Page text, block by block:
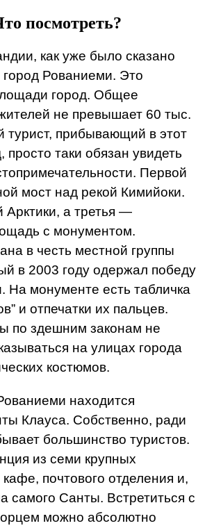
посмотреть?
как уже было сказано
город Рованиеми. Это
город. Общее
не превышает 60 тыс.
турист, прибывающий в этот
таки обязан увидеть
Первой
мост над рекой Кимийоки.
а третья —
с монументом.
в честь местной группы
в 2003 году одержал победу
На монументе есть табличка
и отпечатки их пальцев.
по здешним законам не
на улицах города
костюмов.
находится
Клауса. Собственно, ради
большинство туристов.
из семи крупных
почтового отделения и,
самого Санты. Встретиться с
можно абсолютно